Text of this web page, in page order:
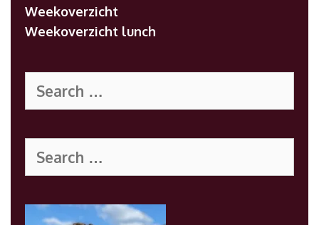
Weekoverzicht
Weekoverzicht lunch
for:
for: